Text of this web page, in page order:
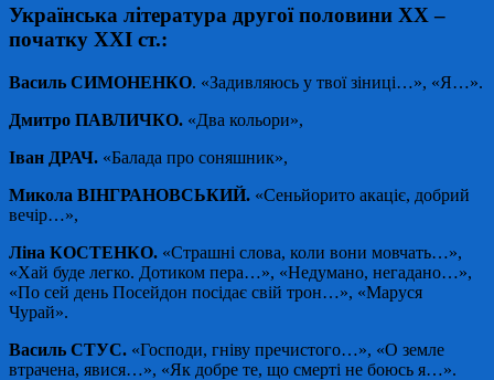
Українська література другої половини ХХ –
початку ХХІ ст.:
Василь СИМОНЕНКО. «Задивляюсь у твої зіниці…», «Я…».
Дмитро ПАВЛИЧКО. «Два кольори»,
Іван ДРАЧ. «Балада про соняшник»,
Микола ВІНГРАНОВСЬКИЙ. «Сеньйорито акаціє, добрий
вечір…»,
Ліна КОСТЕНКО. «Страшні слова, коли вони мовчать…»,
«Хай буде легко. Дотиком пера…», «Недумано, негадано…»,
«По сей день Посейдон посідає свій трон…», «Маруся
Чурай».
Василь СТУС. «Господи, гніву пречистого…», «О земле
втрачена, явися…», «Як добре те, що смерті не боюсь я…».